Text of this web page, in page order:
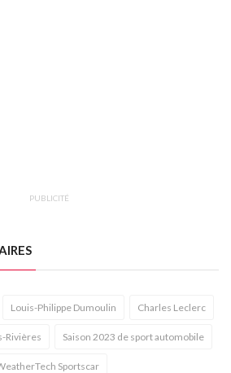
PUBLICITÉ
Louis-Philippe Dumoulin Charles Leclerc
Rivières Saison 2023 de sport automobile
Sportscar